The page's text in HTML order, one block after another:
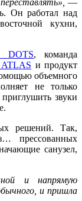
Он работал над
кухни,
DOTS, команда
и продукт
объемного
не только
звуки
решений. Так,
прессованных
санузел,
и напрямую
и пришла